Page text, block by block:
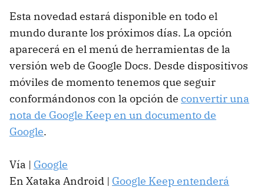
Esta novedad estará disponible en todo el
mundo durante los próximos días. La opción
aparecerá en el menú de herramientas de la
versión web de Google Docs. Desde dispositivos
móviles de momento tenemos que seguir
conformándonos con la opción de convertir una
nota de Google Keep en un documento de
Google.
Vía | Google
En Xataka Android | Google Keep entenderá